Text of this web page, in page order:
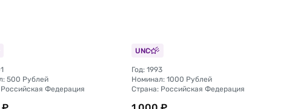
500 Рублей
Федерация
UNC
Год: 1993
Номинал: 1000 Рублей
Страна: Российская Федерация